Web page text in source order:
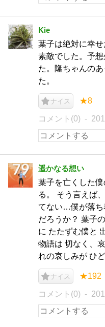
Kie
葉子は絶対に幸
素敵でした。予
た。隆ちゃんの
た。
ナイス ★8
コメント(0)
遥かなる想い
葉子を亡くした
る。 そう言えば
てない…僕が落ち
だろうか？ 葉子
に たたずむ僕と
物語は 切なく、
れの哀しみが ひ
ナイス ★192
コメント(0)